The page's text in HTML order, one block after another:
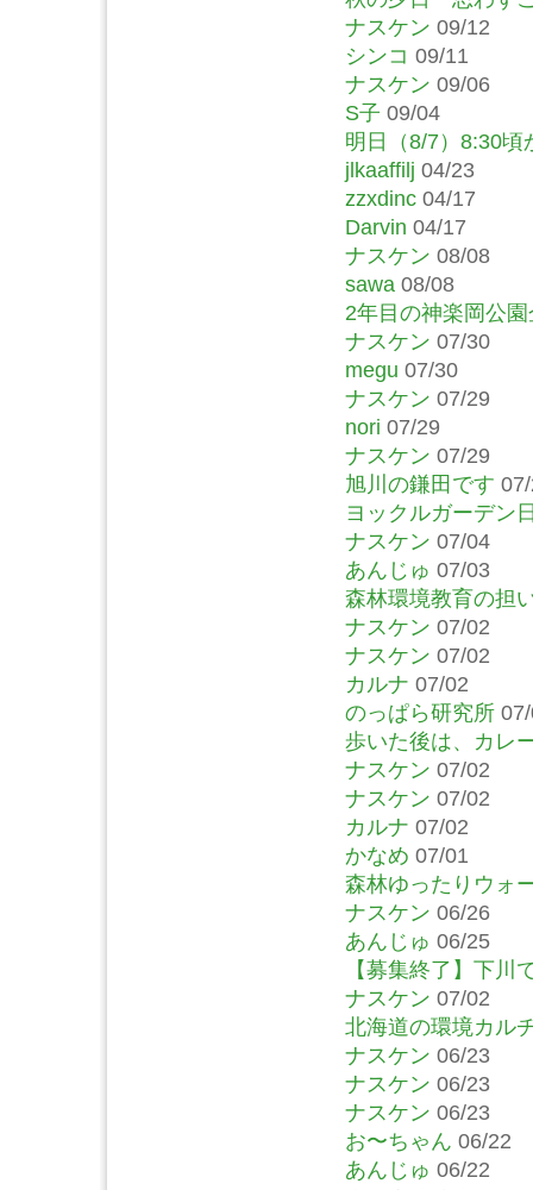
ナスケン 09/12
シンコ 09/11
ナスケン 09/06
S子 09/04
明日（8/7）8:30頃
jlkaaffilj 04/23
zzxdinc 04/17
Darvin 04/17
ナスケン 08/08
sawa 08/08
2年目の神楽岡公
ナスケン 07/30
megu 07/30
ナスケン 07/29
nori 07/29
ナスケン 07/29
旭川の鎌田です
ヨックルガーデン
ナスケン 07/04
あんじゅ 07/03
森林環境教育の担
ナスケン 07/02
ナスケン 07/02
カルナ 07/02
のっぱら研究所
歩いた後は、カレ
ナスケン 07/02
ナスケン 07/02
カルナ 07/02
かなめ 07/01
森林ゆったりウォ
ナスケン 06/26
あんじゅ 06/25
【募集終了】下川
ナスケン 07/02
北海道の環境カル
ナスケン 06/23
ナスケン 06/23
ナスケン 06/23
お〜ちゃん 06/22
あんじゅ 06/22